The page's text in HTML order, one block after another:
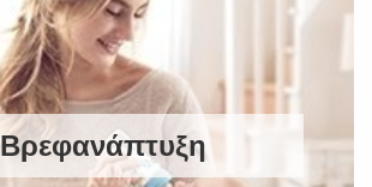
Βρεφανάπτυξη